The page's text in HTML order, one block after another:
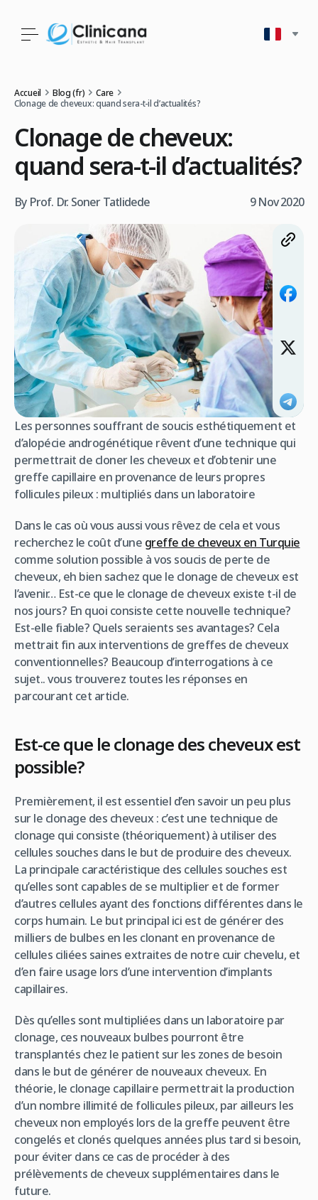
Accueil Blog (fr)
Care
Clonage de cheveux: quand sera-t-il d’actualités?
Clonage de cheveux:
quand sera-t-il d’actualités?
By Prof. Dr. Soner Tatlidede 9 Nov 2020
Les personnes souffrant de soucis esthétiquement et
d’alopécie androgénétique rêvent d’une technique qui
permettrait de cloner les cheveux et d’obtenir une
greffe capillaire en provenance de leurs propres
follicules pileux : multipliés dans un laboratoire
Dans le cas où vous aussi vous rêvez de cela et vous
recherchez le coût d’une greffe de cheveux en Turquie
comme solution possible à vos soucis de perte de
cheveux, eh bien sachez que le clonage de cheveux est
l’avenir… Est-ce que le clonage de cheveux existe t-il de
nos jours? En quoi consiste cette nouvelle technique?
Est-elle fiable? Quels seraients ses avantages? Cela
mettrait fin aux interventions de greffes de cheveux
conventionnelles? Beaucoup d’interrogations à ce
sujet.. vous trouverez toutes les réponses en
parcourant cet article.
Est-ce que le clonage des cheveux est
possible?
Premièrement, il est essentiel d’en savoir un peu plus
sur le clonage des cheveux : c’est une technique de
clonage qui consiste (théoriquement) à utiliser des
cellules souches dans le but de produire des cheveux.
La principale caractéristique des cellules souches est
qu’elles sont capables de se multiplier et de former
d’autres cellules ayant des fonctions différentes dans le
corps humain. Le but principal ici est de générer des
milliers de bulbes en les clonant en provenance de
cellules ciliées saines extraites de notre cuir chevelu, et
d’en faire usage lors d’une intervention d’implants
capillaires.
Dès qu’elles sont multipliées dans un laboratoire par
clonage, ces nouveaux bulbes pourront être
transplantés chez le patient sur les zones de besoin
dans le but de générer de nouveaux cheveux. En
théorie, le clonage capillaire permettrait la production
d’un nombre illimité de follicules pileux, par ailleurs les
cheveux non employés lors de la greffe peuvent être
congelés et clonés quelques années plus tard si besoin,
pour éviter dans ce cas de procéder à des
prélèvements de cheveux supplémentaires dans le
future.